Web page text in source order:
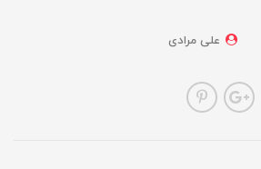
علی مرادی